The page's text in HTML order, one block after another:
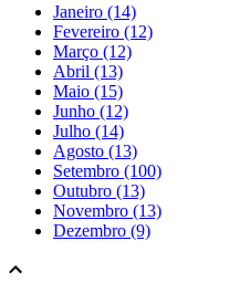
Janeiro (14)
Fevereiro (12)
Março (12)
Abril (13)
Maio (15)
Junho (12)
Julho (14)
Agosto (13)
Setembro (100)
Outubro (13)
Novembro (13)
Dezembro (9)